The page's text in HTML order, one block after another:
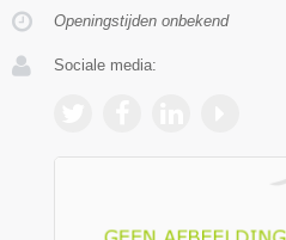
Openingstijden onbekend
Sociale media: